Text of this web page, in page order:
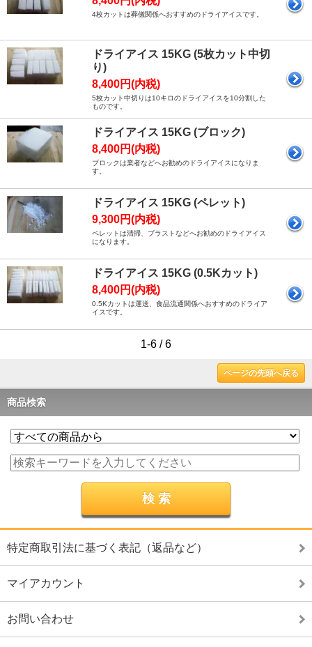
4枚カットは葬儀関係へおすすめのドライアイスです。
ドライアイス 15KG (5枚カット中切
り)
8,400円(内税)
5枚カット中切りは10キロのドライアイスを10分割した
ものです。
ドライアイス 15KG (ブロック)
8,400円(内税)
ブロックは業者などへお勧めのドライアイスになりま
す。
ドライアイス 15KG (ペレット)
9,300円(内税)
ペレットは清掃、ブラストなどへお勧めのドライアイス
になります。
ドライアイス 15KG (0.5Kカット)
8,400円(内税)
0.5Kカットは運送、食品流通関係へおすすめのドライア
イスです。
1-6 / 6
ページの先頭へ戻る
商品検索
特定商取引法に基づく表記（返品など）
マイアカウント
お問い合わせ